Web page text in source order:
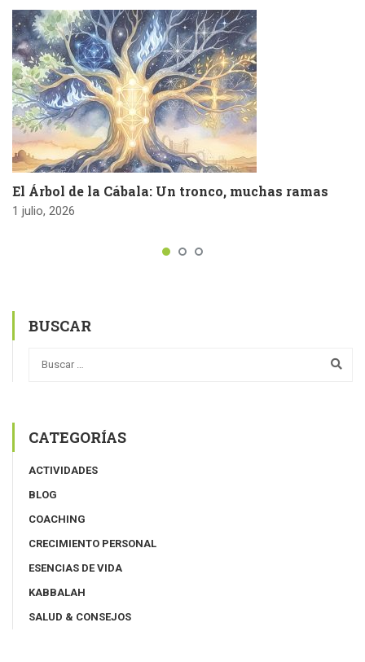
El Árbol de la Cábala: Un tronco, muchas ramas
1 julio, 2026
BUSCAR
CATEGORÍAS
ACTIVIDADES
BLOG
COACHING
CRECIMIENTO PERSONAL
ESENCIAS DE VIDA
KABBALAH
SALUD & CONSEJOS